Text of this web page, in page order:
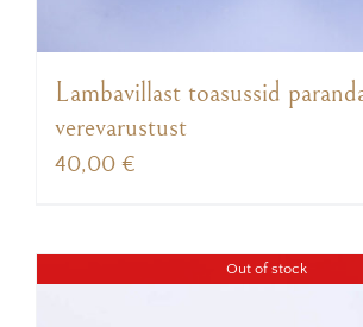
Lambavillast toasussid
verevarustust
40,00 €
Out of stock